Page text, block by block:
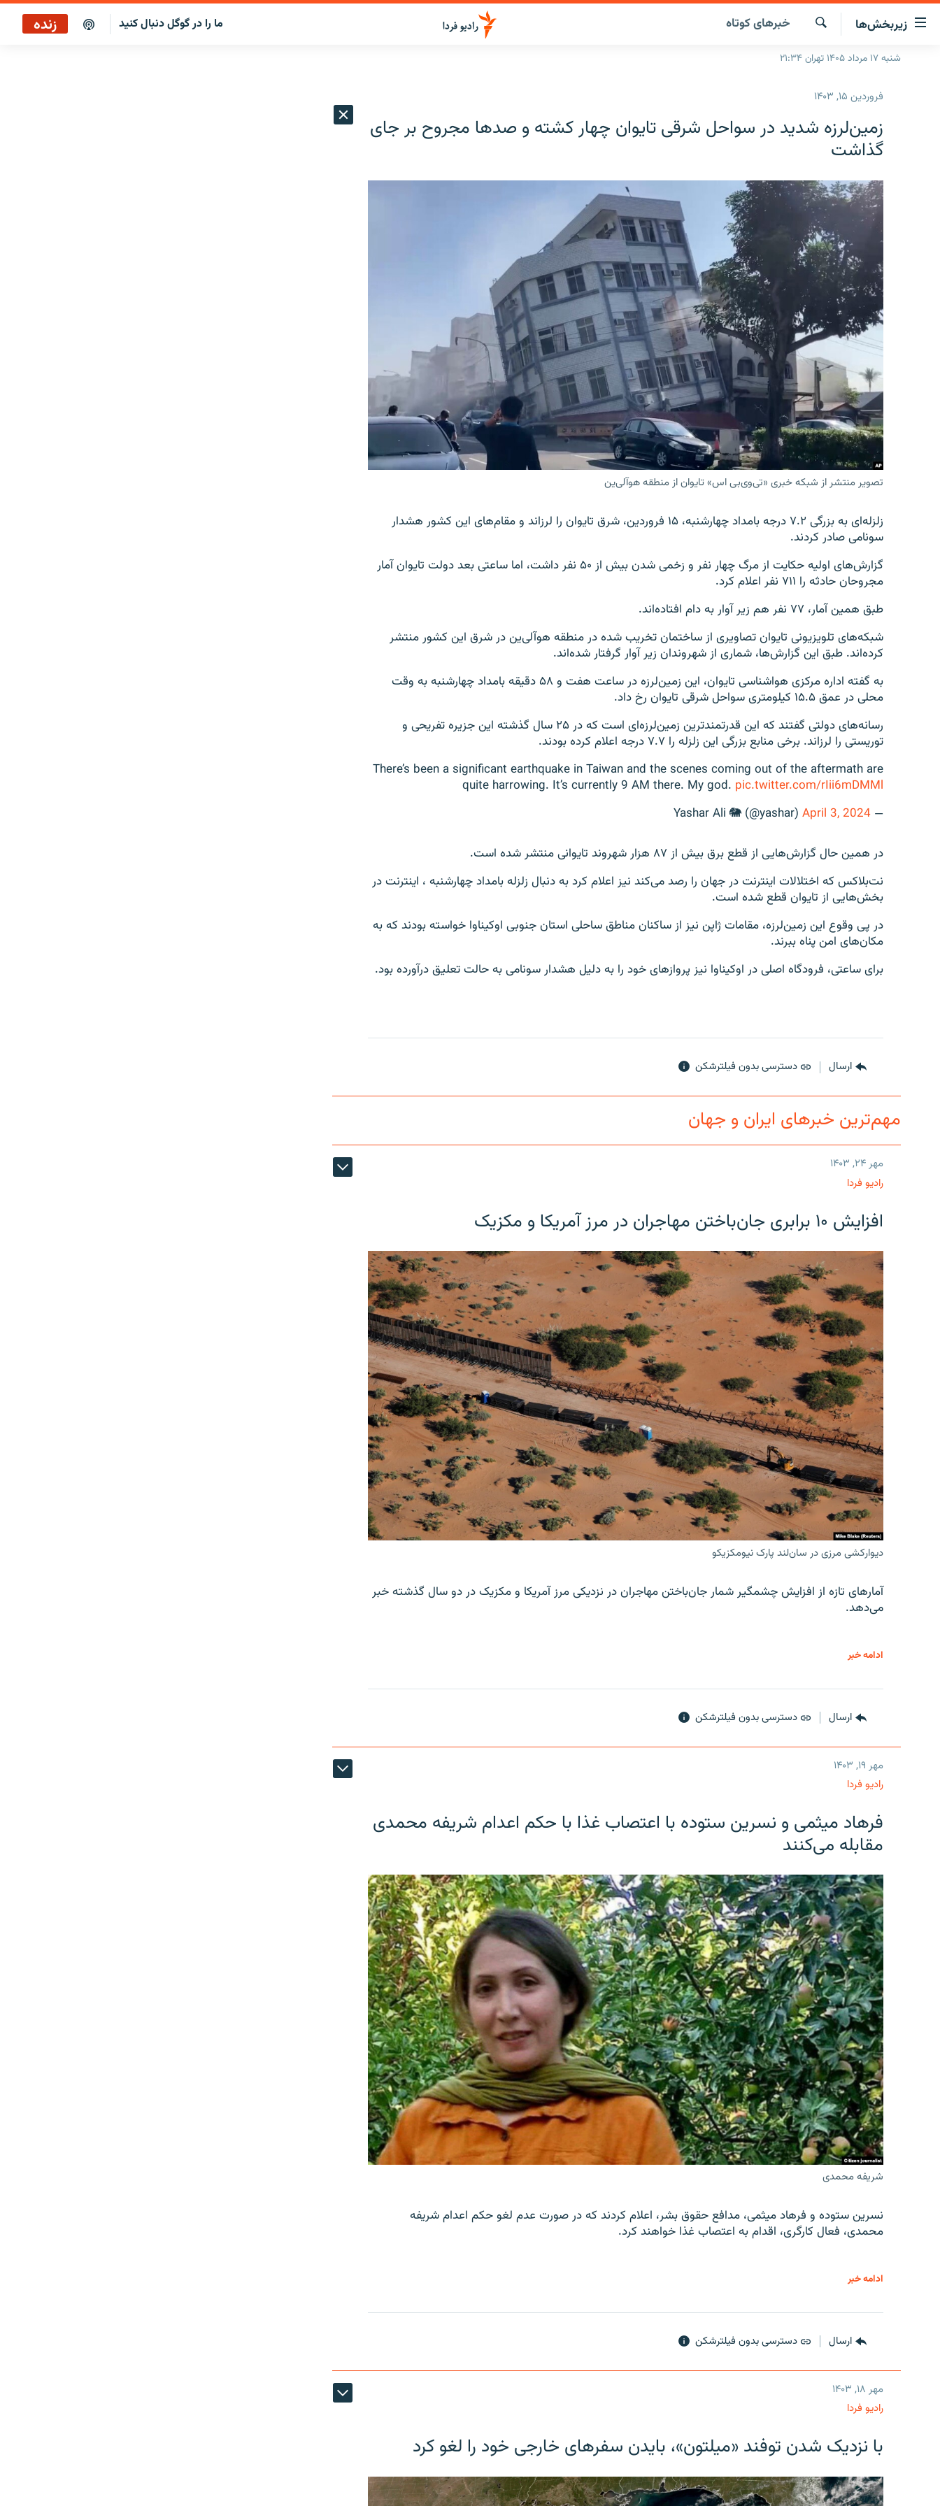
لینک‌های
قابلیت
دسترسی
زیربخش‌ها
صفحه اصلی
برنامه‌های رادیویی
چندرسانه‌ای
گزارش‌های تصویری
گزارش‌های ویدئویی
جستجو
خبرهای کوتاه ما را در گوگل دنبال کنید زنده
شنبه ۱۷ مرداد ۱۴۰۵ تهران ۲۱:۳۴
فروردین ۱۵, ۱۴۰۳
زمین‌لرزه شدید در سواحل شرقی تایوان چهار کشته و صدها مجروح بر جای
گذاشت
تصویر منتشر از شبکه خبری «تی‌وی‌بی اس» تایوان از منطقه هوآلی‌ین
زلزله‌ای به بزرگی ۷.۲ درجه بامداد چهارشنبه، ۱۵ فروردین، شرق تایوان را لرزاند و مقام‌های این کشور هشدار
سونامی صادر کردند.
گزارش‌های اولیه حکایت از مرگ چهار نفر و زخمی شدن بیش از ۵۰ نفر داشت، اما ساعتی بعد دولت تایوان آمار
مجروحان حادثه را ۷۱۱ نفر اعلام کرد.
طبق همین آمار، ۷۷ نفر هم زیر آوار به دام افتاده‌اند.
شبکه‌های تلویزیونی تایوان تصاویری از ساختمان تخریب شده در منطقه هوآلی‌ین در شرق این کشور منتشر
کرده‌اند. طبق این گزارش‌ها، شماری از شهروندان زیر آوار گرفتار شده‌اند.
به گفته اداره مرکزی هواشناسی تایوان، این زمین‌لرزه در ساعت هفت و ۵۸ دقیقه بامداد چهارشنبه به وقت
محلی در عمق ۱۵.۵ کیلومتری سواحل شرقی تایوان رخ داد.
رسانه‌های دولتی گفتند که این قدرتمندترین زمین‌لرزه‌ای است که در ۲۵ سال گذشته این جزیره تفریحی و
توریستی را لرزاند. برخی منابع بزرگی این زلزله را ۷.۷ درجه اعلام کرده‌ بودند.
There’s been a significant earthquake in Taiwan and the scenes coming out of the aftermath are
quite harrowing. It’s currently 9 AM there. My god. pic.twitter.com/rIii6mDMMl
— Yashar Ali 🐘 (@yashar)
April 3, 2024
در همین حال گزارش‌هایی از قطع برق بیش از ۸۷ هزار شهروند تایوانی منتشر شده است.
نت‌بلاکس که اختلالات اینترنت در جهان را رصد می‌کند نیز اعلام کرد به دنبال زلزله بامداد چهارشنبه ، اینترنت در
بخش‌هایی از تایوان قطع شده است.
در پی وقوع این زمین‌لرزه، مقامات ژاپن نیز از ساکنان مناطق ساحلی استان جنوبی اوکیناوا خواسته بودند که به
مکان‌های امن پناه ببرند.
برای ساعتی، فرودگاه اصلی در اوکیناوا نیز پروازهای خود را به دلیل هشدار سونامی به حالت تعلیق درآورده بود.
ارسال دسترسی بدون فیلترشکن
مهم‌ترین خبرهای ایران و جهان
مهر ۲۴, ۱۴۰۳
رادیو فردا
افزایش ۱۰ برابری جان‌باختن مهاجران در مرز آمریکا و مکزیک
دیوارکشی مرزی در سان‌لند پارک نیومکزیکو
آمارهای تازه از افزایش چشمگیر شمار جان‌باختن مهاجران در نزدیکی مرز آمریکا و مکزیک در دو سال گذشته خبر
می‌دهد.
ادامه خبر
ارسال دسترسی بدون فیلترشکن
مهر ۱۹, ۱۴۰۳
رادیو فردا
فرهاد میثمی و نسرین ستوده با اعتصاب غذا با حکم اعدام شریفه محمدی
مقابله می‌کنند
شریفه محمدی
نسرین ستوده و فرهاد میثمی، مدافع حقوق بشر، اعلام کردند که در صورت عدم لغو حکم اعدام شریفه
محمدی، فعال کارگری، اقدام به اعتصاب غذا خواهند کرد.
ادامه خبر
ارسال دسترسی بدون فیلترشکن
مهر ۱۸, ۱۴۰۳
رادیو فردا
با نزدیک شدن توفند «میلتون»، بایدن سفرهای خارجی خود را لغو کرد